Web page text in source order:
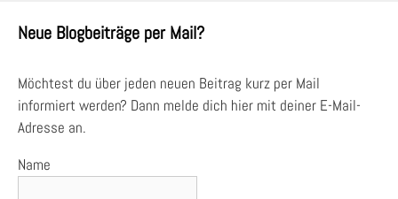
Neue Blogbeiträge per Mail?
Möchtest du über jeden neuen Beitrag kurz per Mail
informiert werden? Dann melde dich hier mit deiner E-Mail-
Adresse an.
Name